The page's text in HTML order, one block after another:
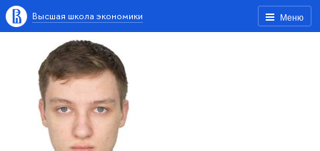
Меню
Высшая школа экономики